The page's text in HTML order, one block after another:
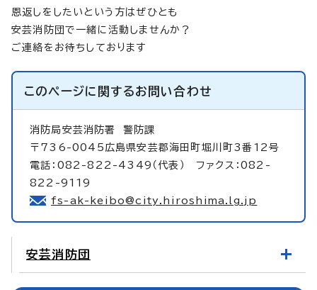
恩返しをしたいという方はぜひとも
安芸消防団で一緒に活動しませんか？
ご連絡をお待ちしております
このページに関するお問い合わせ
消防局安芸消防署 警防課
〒736-0045広島県安芸郡海田町堀川町3番12号
電話：082-822-4349（代表） ファクス：082-
822-9119
fs-ak-keibo@city.hiroshima.lg.jp
安芸消防団